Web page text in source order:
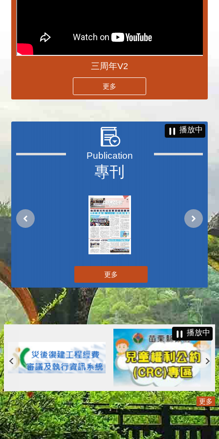
三周年V2
更多
專刊
播放中
更多
播放中
更多